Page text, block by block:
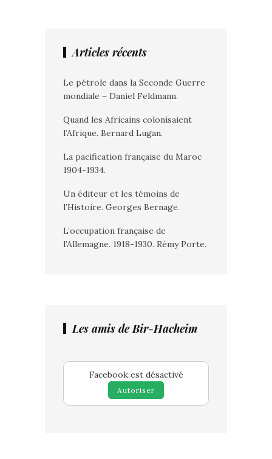
Articles récents
Le pétrole dans la Seconde Guerre
mondiale – Daniel Feldmann.
Quand les Africains colonisaient
l’Afrique. Bernard Lugan.
La pacification française du Maroc
1904-1934.
Un éditeur et les témoins de
l’Histoire. Georges Bernage.
L’occupation française de
l’Allemagne. 1918-1930. Rémy Porte.
Les amis de Bir-Hacheim
Facebook est désactivé
Autoriser